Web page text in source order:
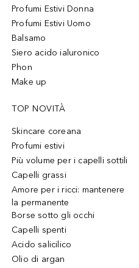
Profumi Estivi Donna
Profumi Estivi Uomo
Balsamo
Siero acido ialuronico
Phon
Make up
TOP NOVITÀ
Skincare coreana
Profumi estivi
Più volume per i capelli sottili
Capelli grassi
Amore per i ricci: mantenere
la permanente
Borse sotto gli occhi
Capelli spenti
Acido salicilico
Olio di argan